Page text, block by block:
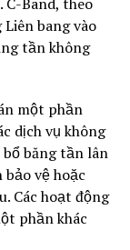
bang vào
tần không
một phần
dịch vụ không
băng tần lân
bảo vệ hoặc
Các hoạt động
phần khác